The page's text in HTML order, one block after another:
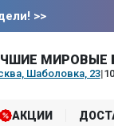
>>
МИРОВЫЕ
Шаболовка, 23|
АКЦИИ